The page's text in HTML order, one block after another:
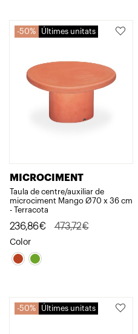
50% Últimes unitats
MICROCIMENT
Taula de centre/auxiliar de
microciment Mango Ø70 x 36 cm
- Terracota
473,72€
El
preu
original
236,86€
El
preu
actual
Color
50% Últimes unitats